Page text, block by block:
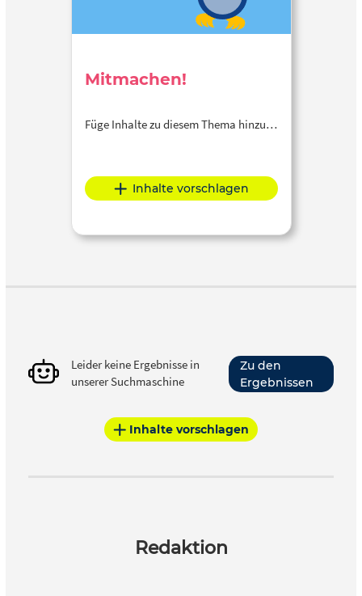
Mitmachen!
Füge Inhalte zu diesem Thema hinzu…
Inhalte vorschlagen
Leider keine Ergebnisse in
unserer Suchmaschine
Zu den
Ergebnissen
Inhalte vorschlagen
Redaktion